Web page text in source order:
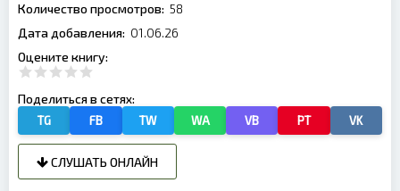
Количество просмотров: 58
Дата добавления: 01.06.26
Оцените книгу:
Поделиться в сетях:
TG FB TW WA VB PT VK
СЛУШАТЬ ОНЛАЙН